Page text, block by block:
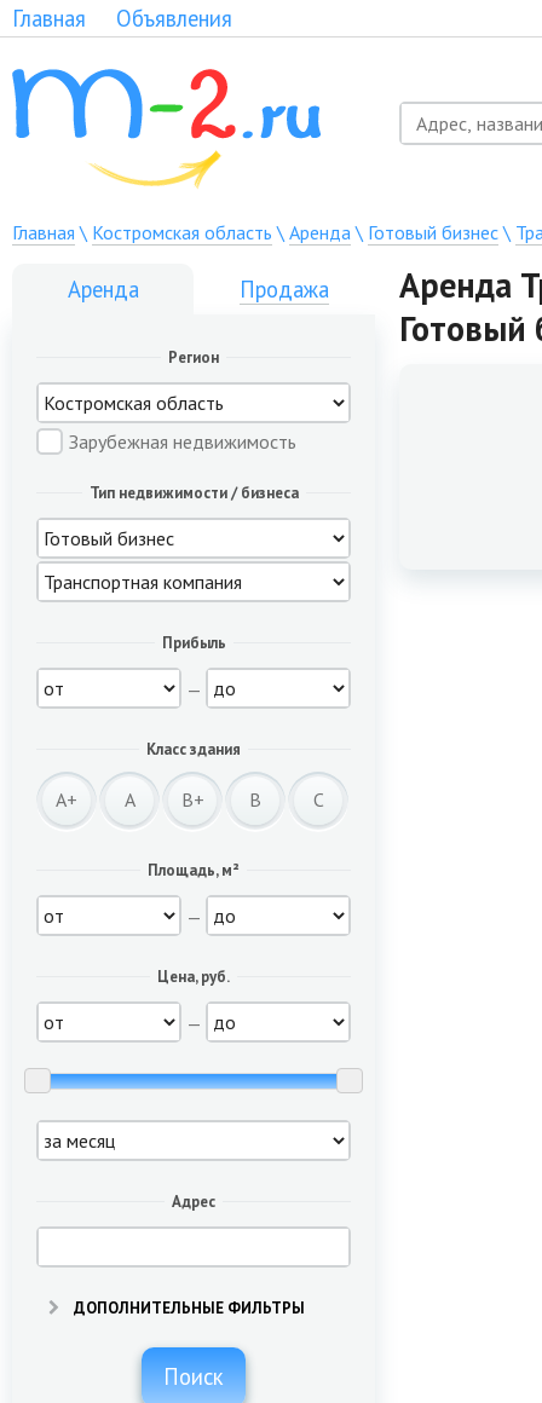
Главная Объявления
Главная \ Костромская область \ Аренда\ Готовый бизнес\
Аренда Продажа
Регион
Зарубежная недвижимость
Тип недвижимости / бизнеса
Прибыль
—
Класс здания
A+ A B+ B C
Площадь, м²
—
Цена, руб.
—
Адрес
ДОПОЛНИТЕЛЬНЫЕ ФИЛЬТРЫ
Поиск
Аренда
Готовый